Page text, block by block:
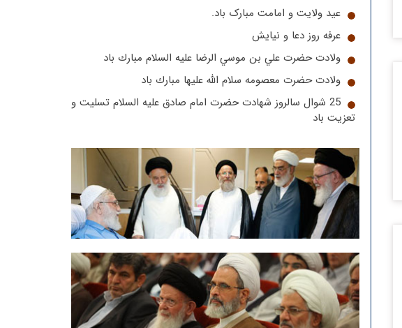
عید ولایت و امامت مبارک باد.
عرفه روز دعا و نیایش
ولادت حضرت علي بن موسي الرضا عليه السلام مبارك باد
ولادت حضرت معصومه سلام الله علیها مبارك باد
25 شوال سالروز شهادت حضرت امام صادق عليه السلام تسلیت و
تعزیت باد